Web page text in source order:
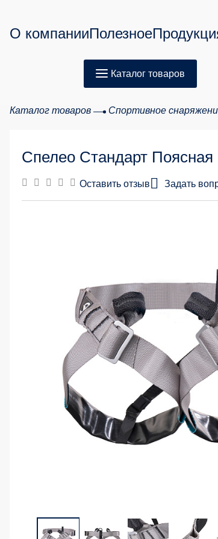
О компанииПолезное
Каталог товаров
Каталог товаров Спортивное
Спелео Стандарт
Оставить отзыв Задать